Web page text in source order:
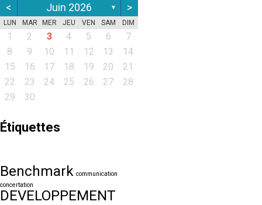
< Juin 2026 ▼ >
LUN MAR MER JEU VEN SAM DIM
1 2 3 4 5 6
7
8
9 10 11 12 13
14
15
16 17 18 19 20
21
22
23 24 25 26 27
28
29
30
Étiquettes
Benchmark communication
concertation
DEVELOPPEMENT